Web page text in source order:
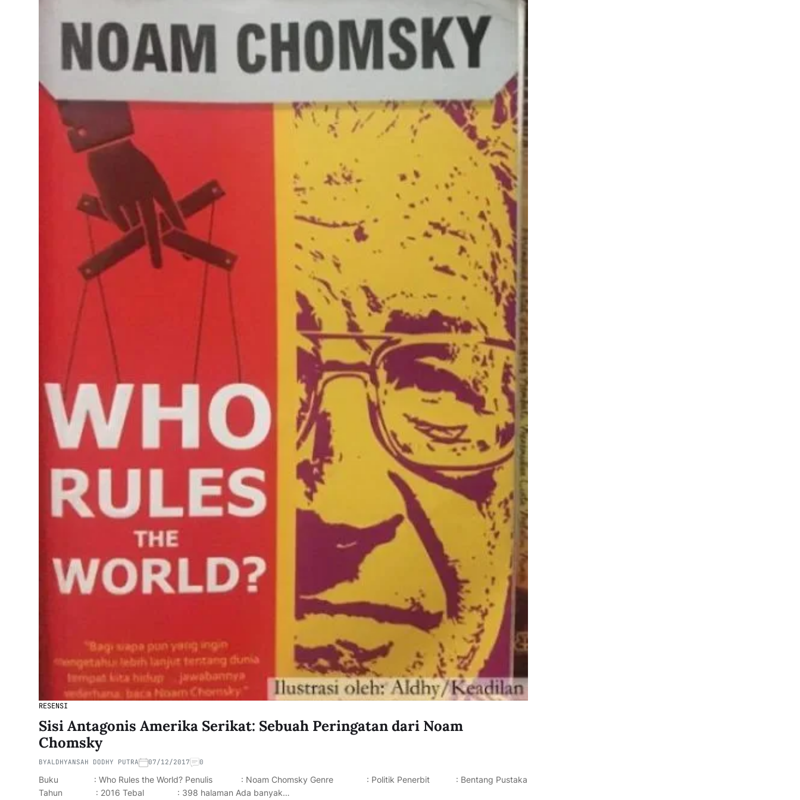
RESENSI
Sisi Antagonis Amerika Serikat: Sebuah Peringatan dari Noam
Chomsky
BYALDHYANSAH DODHY PUTRA 07/12/2017 0
Buku : Who Rules the World? Penulis : Noam Chomsky Genre : Politik Penerbit : Bentang Pustaka
Tahun : 2016 Tebal : 398 halaman Ada banyak…